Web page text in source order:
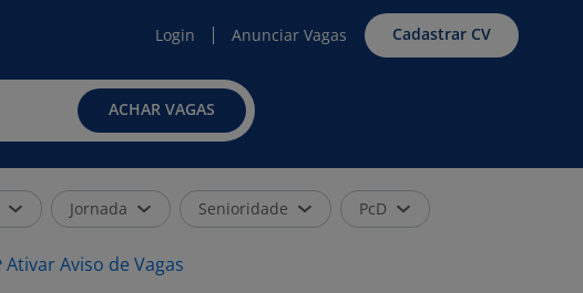
Login Anunciar Vagas Cadastrar CV
ACHAR VAGAS
Jornada Senioridade PcD
Ativar Aviso de Vagas